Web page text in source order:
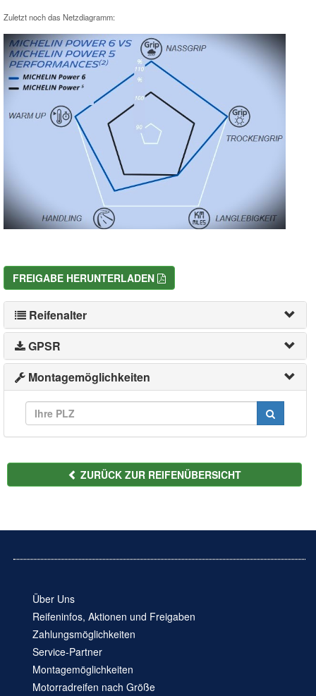
Zuletzt noch das Netzdiagramm:
FREIGABE HERUNTERLADEN
Reifenalter
GPSR
Montagemöglichkeiten
ZURÜCK ZUR REIFENÜBERSICHT
Über Uns
Reifeninfos, Aktionen und Freigaben
Zahlungsmöglichkeiten
Service-Partner
Montagemöglichkeiten
Motorradreifen nach Größe